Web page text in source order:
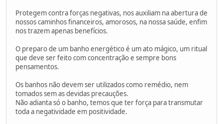
Protegem contra forças negativas, nos auxiliam na abertura de
nossos caminhos financeiros, amorosos, na nossa saúde, enfim
nos trazem apenas benefícios.
O preparo de um banho energético é um ato mágico, um ritual
que deve ser feito com concentração e sempre bons
pensamentos.
Os banhos não devem ser utilizados como remédio, nem
tomados sem as devidas precauções.
Não adianta só o banho, temos que ter força para transmutar
toda a negatividade em positividade.